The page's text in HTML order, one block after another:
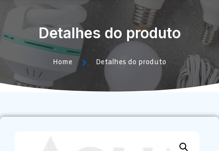
Detalhes do produto
Home Detalhes do produto